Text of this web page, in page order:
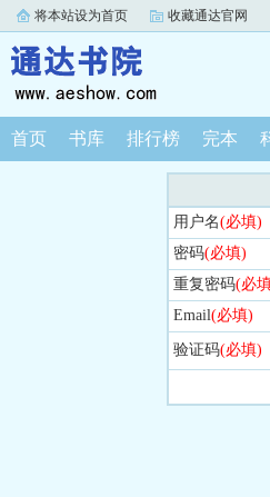
将本站设为首页 收藏通达官网
首页 书库 排行榜 完本
用户名(必填)
密码(必填)
重复密码(必
Email(必填)
验证码(必填)